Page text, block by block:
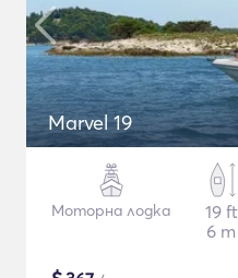
Marvel 19
Моторна лодка
19 ft
6 m